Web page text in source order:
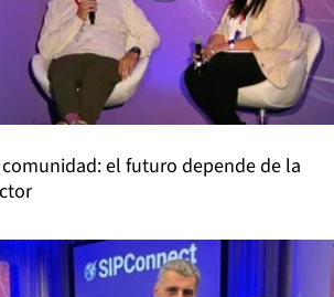
comunidad: el futuro depende de la